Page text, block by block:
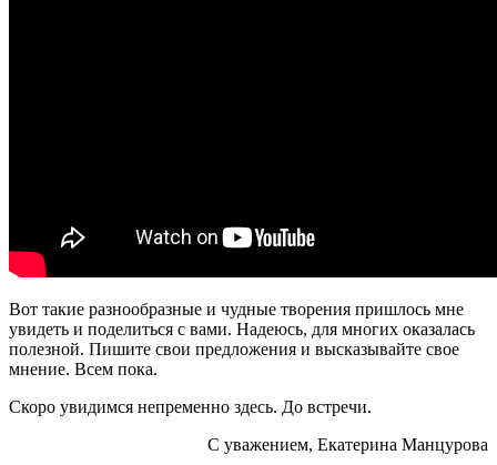
Вот такие разнообразные и чудные творения пришлось мне
увидеть и поделиться с вами. Надеюсь, для многих оказалась
полезной. Пишите свои предложения и высказывайте свое
мнение. Всем пока.
Скоро увидимся непременно здесь. До встречи.
С уважением, Екатерина Манцурова